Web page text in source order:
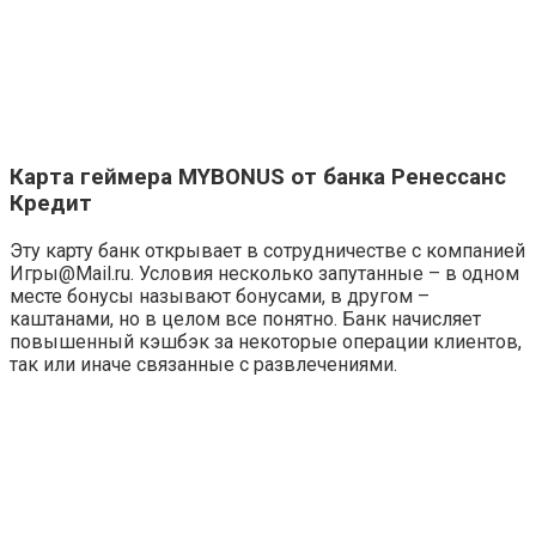
Карта геймера MYBONUS от банка Ренессанс
Кредит
Эту карту банк открывает в сотрудничестве с компанией
Игры@Mail.ru. Условия несколько запутанные – в одном
месте бонусы называют бонусами, в другом –
каштанами, но в целом все понятно. Банк начисляет
повышенный кэшбэк за некоторые операции клиентов,
так или иначе связанные с развлечениями.